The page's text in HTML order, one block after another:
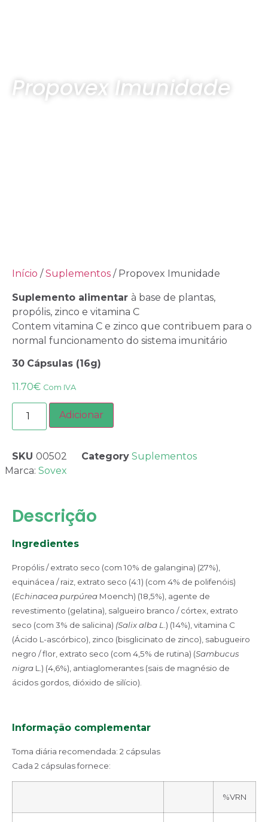
Propovex Imunidade
Início /Suplementos / Propovex Imunidade
Suplemento alimentar à base de plantas,
propólis, zinco e vitamina C
Contem vitamina C e zinco que contribuem para o
normal funcionamento do sistema imunitário
30 Cápsulas (16g)
11.70€ Com IVA
Adicionar
SKU 00502 Category Suplementos
Marca: Sovex
Descrição
Ingredientes
Propólis / extrato seco (com 10% de galangina) (27%),
equinácea / raiz, extrato seco (4:1) (com 4% de polifenóis)
(Echinacea purpúrea Moench) (18,5%), agente de
revestimento (gelatina), salgueiro branco / córtex, extrato
seco (com 3% de salicina) (Salix alba L .) (14%), vitamina C
(Ácido L-ascórbico), zinco (bisglicinato de zinco), sabugueiro
negro / flor, extrato seco (com 4,5% de rutina) (Sambucus
nigra L.) (4,6%), antiaglomerantes (sais de magnésio de
ácidos gordos, dióxido de silício).
Informação complementar
Toma diária recomendada: 2 cápsulas
Cada 2 cápsulas fornece:
%VRN